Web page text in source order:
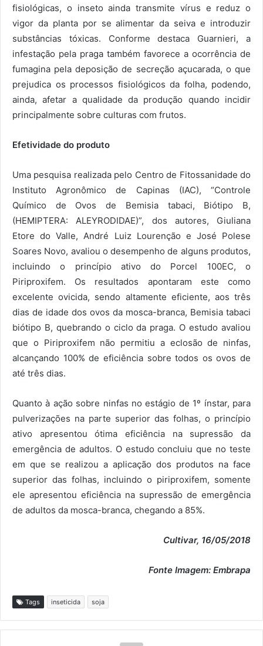
fisiológicas, o inseto ainda transmite vírus e reduz o
vigor da planta por se alimentar da seiva e introduzir
substâncias tóxicas. Conforme destaca Guarnieri, a
infestação pela praga também favorece a ocorrência de
fumagina pela deposição de secreção açucarada, o que
prejudica os processos fisiológicos da folha, podendo,
ainda, afetar a qualidade da produção quando incidir
principalmente sobre culturas com frutos.
Efetividade do produto
Uma pesquisa realizada pelo Centro de Fitossanidade do
Instituto Agronômico de Capinas (IAC), “Controle
Químico de Ovos de Bemisia tabaci, Biótipo B,
(HEMIPTERA: ALEYRODIDAE)”, dos autores, Giuliana
Etore do Valle, André Luiz Lourenção e José Polese
Soares Novo, avaliou o desempenho de alguns produtos,
incluindo o princípio ativo do Porcel 100EC, o
Piriproxifem. Os resultados apontaram este como
excelente ovicida, sendo altamente eficiente, aos três
dias de idade dos ovos da mosca-branca, Bemisia tabaci
biótipo B, quebrando o ciclo da praga. O estudo avaliou
que o Piriproxifem não permitiu a eclosão de ninfas,
alcançando 100% de eficiência sobre todos os ovos de
até três dias.
Quanto à ação sobre ninfas no estágio de 1º ínstar, para
pulverizações na parte superior das folhas, o princípio
ativo apresentou ótima eficiência na supressão da
emergência de adultos. O estudo concluiu que no teste
em que se realizou a aplicação dos produtos na face
superior das folhas, incluindo o piriproxifem, somente
ele apresentou eficiência na supressão de emergência
de adultos da mosca-branca, chegando a 85%.
Cultivar, 16/05/2018
Fonte Imagem: Embrapa
Tags inseticida soja